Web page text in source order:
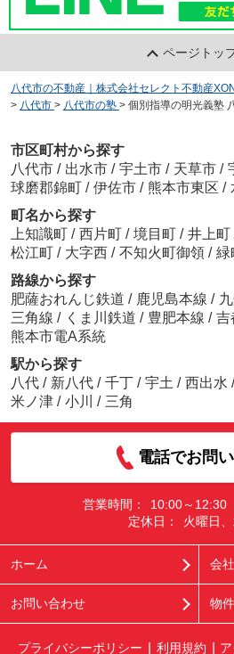
ページトッ
八代市の不動産｜株式会社セレクト不動産
> 八代市 > 八代市の塾 > 個別指導の明光義塾
市区町村から探す
八代市 / 出水市 / 宇土市 / 天草市 /
球磨郡錦町 / 伊佐市 / 熊本市東区 /
町名から探す
上知識町 / 西片町 / 境目町 / 井上町
松江町 / 大字西 / 不知火町御領 / 緑
路線から探す
肥薩おれんじ鉄道 / 鹿児島本線 /
三角線 / くま川鉄道 / 豊肥本線 / 吉
熊本市電A系統
駅から探す
八代 / 新八代 / 千丁 / 宇土 / 西出水 /
米ノ津 / 小川 / 三角
電話でお問
営業時間：
10:00～
定休日：
火曜日
ホーム 会
お問い合わせ 物
プライバシーポリシー 利用規約